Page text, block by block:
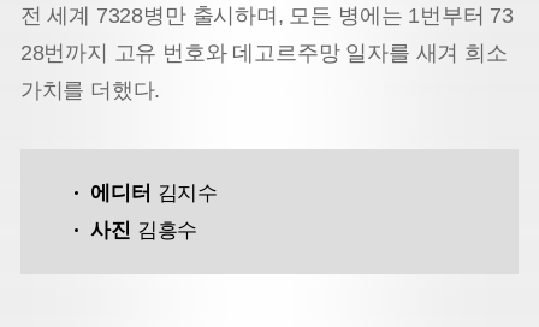
전 세계 7328병만 출시하며, 모든 병에는 1번부터 73
28번까지 고유 번호와 데고르주망 일자를 새겨 희소
가치를 더했다.
에디터 김지수
사진 김흥수